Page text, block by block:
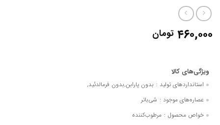
۴۶۰,۰۰۰ تومان
استانداردهای تولید : بدون پارابن,بدون فرمالدئید,
عصاره‌های موجود : شی‌باتر
خواص محصول : مرطوب‌کننده